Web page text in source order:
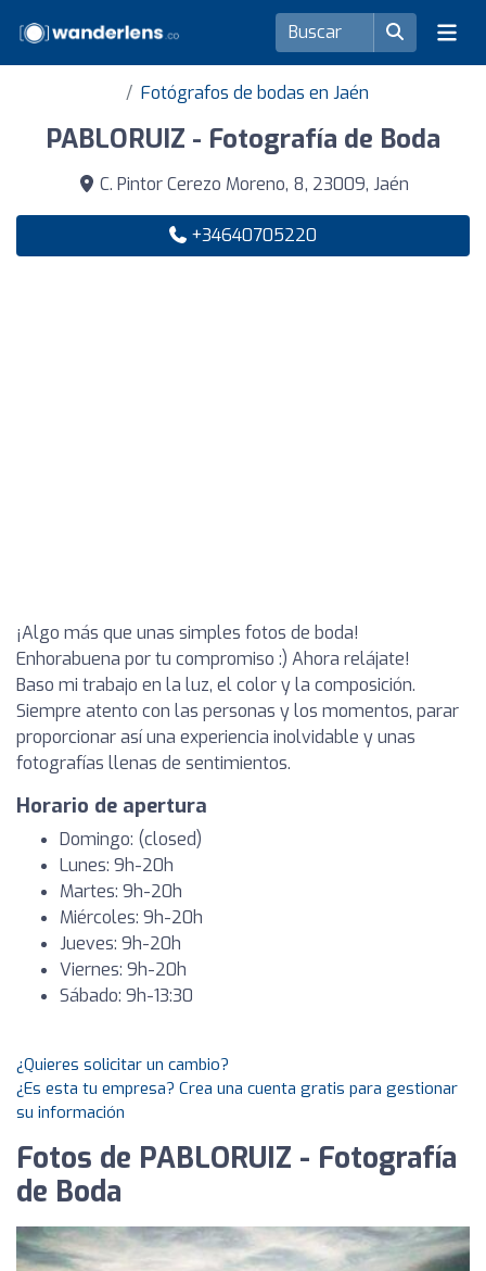
Fotógrafos de bodas en Jaén
PABLORUIZ - Fotografía de Boda
C. Pintor Cerezo Moreno, 8, 23009, Jaén
+34640705220
¡Algo más que unas simples fotos de boda!
Enhorabuena por tu compromiso :) Ahora relájate!
Baso mi trabajo en la luz, el color y la composición.
Siempre atento con las personas y los momentos, parar
proporcionar así una experiencia inolvidable y unas
fotografías llenas de sentimientos.
Horario de apertura
Domingo: (closed)
Lunes: 9h-20h
Martes: 9h-20h
Miércoles: 9h-20h
Jueves: 9h-20h
Viernes: 9h-20h
Sábado: 9h-13:30
¿Quieres solicitar un cambio?
¿Es esta tu empresa? Crea una cuenta gratis para gestionar
su información
Fotos de PABLORUIZ - Fotografía
de Boda